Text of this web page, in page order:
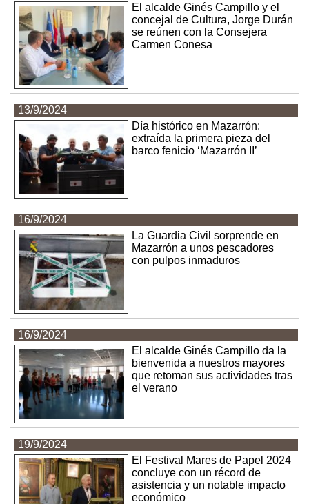
El alcalde Ginés Campillo y el
concejal de Cultura, Jorge Durán
se reúnen con la Consejera
Carmen Conesa
13/9/2024
Día histórico en Mazarrón:
extraída la primera pieza del
barco fenicio ‘Mazarrón II’
16/9/2024
La Guardia Civil sorprende en
Mazarrón a unos pescadores
con pulpos inmaduros
16/9/2024
El alcalde Ginés Campillo da la
bienvenida a nuestros mayores
que retoman sus actividades tras
el verano
19/9/2024
El Festival Mares de Papel 2024
concluye con un récord de
asistencia y un notable impacto
económico